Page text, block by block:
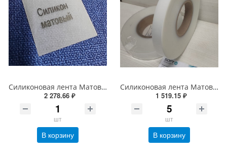
Силиконовая лента Матовая 30мм*100 м втулка 76 Премиум (для вшивных ярлыков)
2 278.66 ₽
шт
В корзину
Силиконовая лента Матовая 20 мм*100 м втулка 76 Премиум (для вшивных ярлыков)
1 519.15 ₽
шт
В корзину